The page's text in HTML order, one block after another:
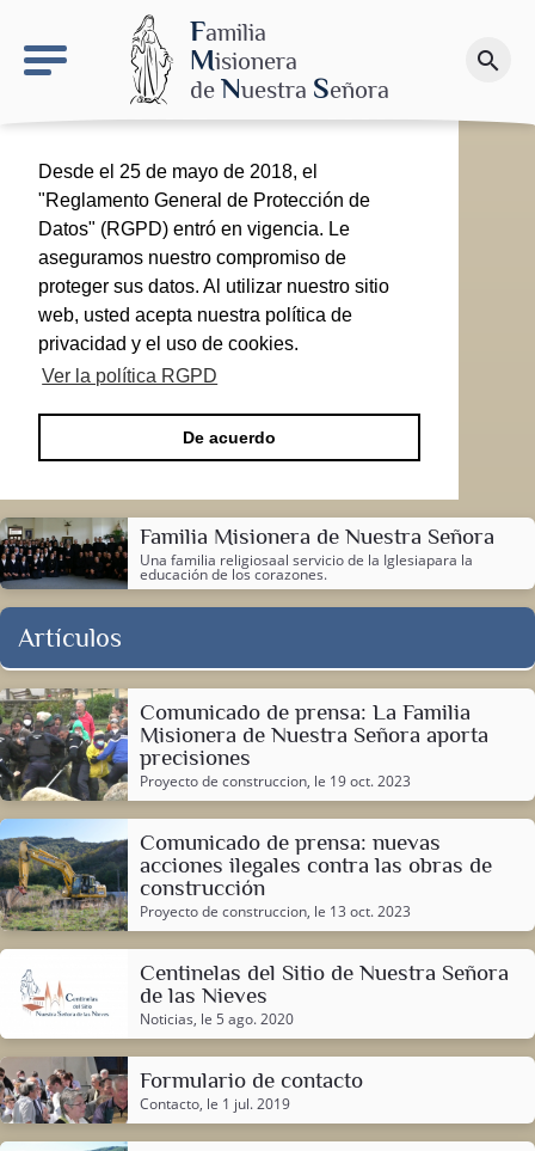
Familia
Misionera
de Nuestra Señora
search
El proyecto de Nuestra Señora de las Nieves
Haz una donación
Desde el 25 de mayo de 2018, el
"Reglamento General de Protección de
Datos" (RGPD) entró en vigencia. Le
aseguramos nuestro compromiso de
proteger sus datos. Al utilizar nuestro sitio
web, usted acepta nuestra política de
privacidad y el uso de cookies.
Ver la política RGPD
De acuerdo
Familia Misionera de Nuestra Señora
Una familia religiosaal servicio de la Iglesiapara la
educación de los corazones.
Artículos
Comunicado de prensa: La Familia
Misionera de Nuestra Señora aporta
precisiones
Proyecto de construccion, le 19 oct. 2023
Comunicado de prensa: nuevas
acciones ilegales contra las obras de
construcción
Proyecto de construccion, le 13 oct. 2023
Centinelas del Sitio de Nuestra Señora
de las Nieves
Noticias, le 5 ago. 2020
Formulario de contacto
Contacto, le 1 jul. 2019